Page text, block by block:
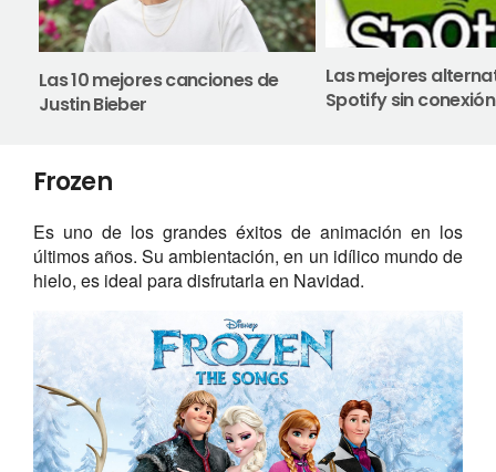
Las 10 mejores canciones de
Justin Bieber
Las mejores
Spotify sin
Frozen
Es uno de los grandes éxitos de animación en los
últimos años. Su ambientación, en un idílico mundo de
hielo, es ideal para disfrutarla en Navidad.